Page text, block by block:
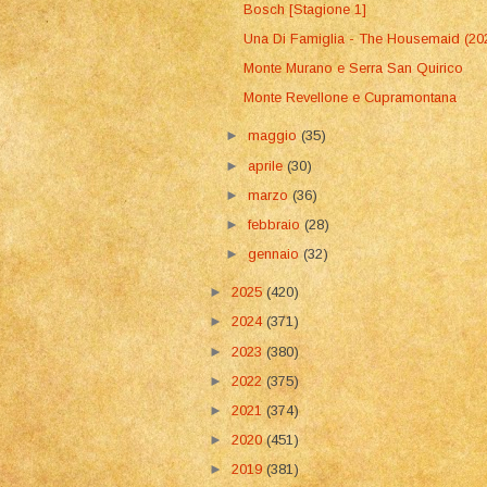
Bosch [Stagione 1]
Una Di Famiglia - The Housemaid
Monte Murano e Serra San Quirico
Monte Revellone e Cupramontana
►maggio(35)
►aprile(30)
►marzo(36)
►febbraio(28)
►gennaio(32)
► 2025(420)
► 2024(371)
►2023 (380)
►2022 (375)
►2021(374)
►2020(451)
►2019 (381)